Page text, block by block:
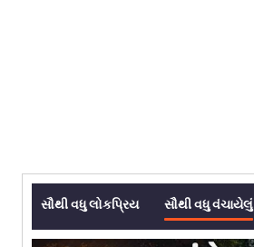
સૌથી વધુ લોકપ્રિય સૌથી વધુ વંચાયેલું